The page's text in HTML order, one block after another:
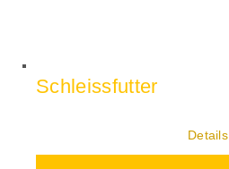
Schleissfutter
Details